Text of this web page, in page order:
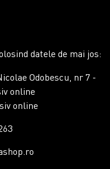
datele de mai jos:
Odobescu, nr 7 -
online
online